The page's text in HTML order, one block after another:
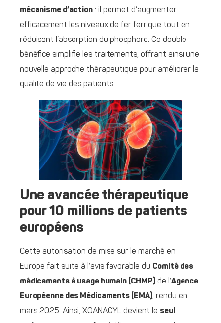
mécanisme d’action : il permet d’augmenter
efficacement les niveaux de fer ferrique tout en
réduisant l’absorption du phosphore. Ce double
bénéfice simplifie les traitements, offrant ainsi une
nouvelle approche thérapeutique pour améliorer la
qualité de vie des patients.
Une avancée thérapeutique
pour 10 millions de patients
européens
Cette autorisation de mise sur le marché en
Europe fait suite à l’avis favorable du Comité des
médicaments à usage humain (CHMP) de l’Agence
Européenne des Médicaments (EMA), rendu en
mars 2025. Ainsi, XOANACYL devient le seul